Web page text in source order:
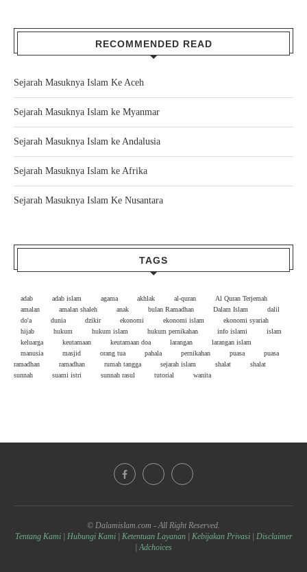
RECOMMENDED READ
Sejarah Masuknya Islam Ke Aceh
Sejarah Masuknya Islam ke Myanmar
Sejarah Masuknya Islam ke Andalusia
Sejarah Masuknya Islam ke Afrika
Sejarah Masuknya Islam Ke Nusantara
TAGS
adab adab islam agama akhlak al-quran
Al Quran Terjemah
amalan
amalan shaleh anak bulan Ramadhan Dalam Islam
dalil
do'a
dunia dzikir ekonomi ekonomi islam
ekonomi syariah
hijab
hukum hukum islam hukum pernikahan info islami
islam
keluarga
keutamaan keutamaan doa larangan
larangan islam
manusia
masjid orang tua pahala pernikahan puasa
puasa
ramadhan
ramadhan rumah tangga sejarah islam shalat
shalat
sunnah
suami istri sunnah rasul tutorial wanita
© Dalamislam.com - All Right Reserved.
Tentang Kami
Hubungi Kami| Ketentuan Layanan| Kebijakan Privasi| Disclaimer
|Adchoices